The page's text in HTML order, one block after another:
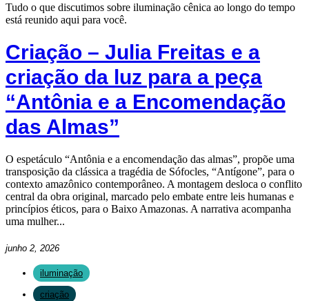
Tudo o que discutimos sobre iluminação cênica ao longo do tempo
está reunido aqui para você.
Criação – Julia Freitas e a
criação da luz para a peça
“Antônia e a Encomendação
das Almas”
O espetáculo “Antônia e a encomendação das almas”, propõe uma
transposição da clássica a tragédia de Sófocles, “Antígone”, para o
contexto amazônico contemporâneo. A montagem desloca o conflito
central da obra original, marcado pelo embate entre leis humanas e
princípios éticos, para o Baixo Amazonas. A narrativa acompanha
uma mulher...
junho 2, 2026
iluminação
criação